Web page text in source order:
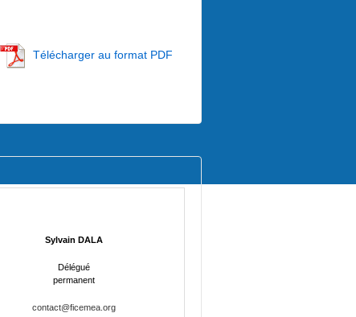
Télécharger au format PDF
Sylvain DALA
Délégué
permanent
contact@ficemea.org